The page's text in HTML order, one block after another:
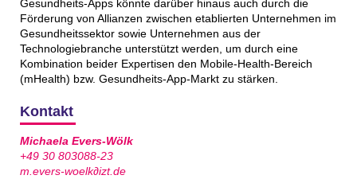
Gesundheits-Apps könnte darüber hinaus auch durch die
Förderung von Allianzen zwischen etablierten Unternehmen im
Gesundheitssektor sowie Unternehmen aus der
Technologiebranche unterstützt werden, um durch eine
Kombination beider Expertisen den Mobile-Health-Bereich
(mHealth) bzw. Gesundheits-App-Markt zu stärken.
Kontakt
Michaela Evers-Wölk
+49 30 803088-23
m.evers-woelk∂izt.de